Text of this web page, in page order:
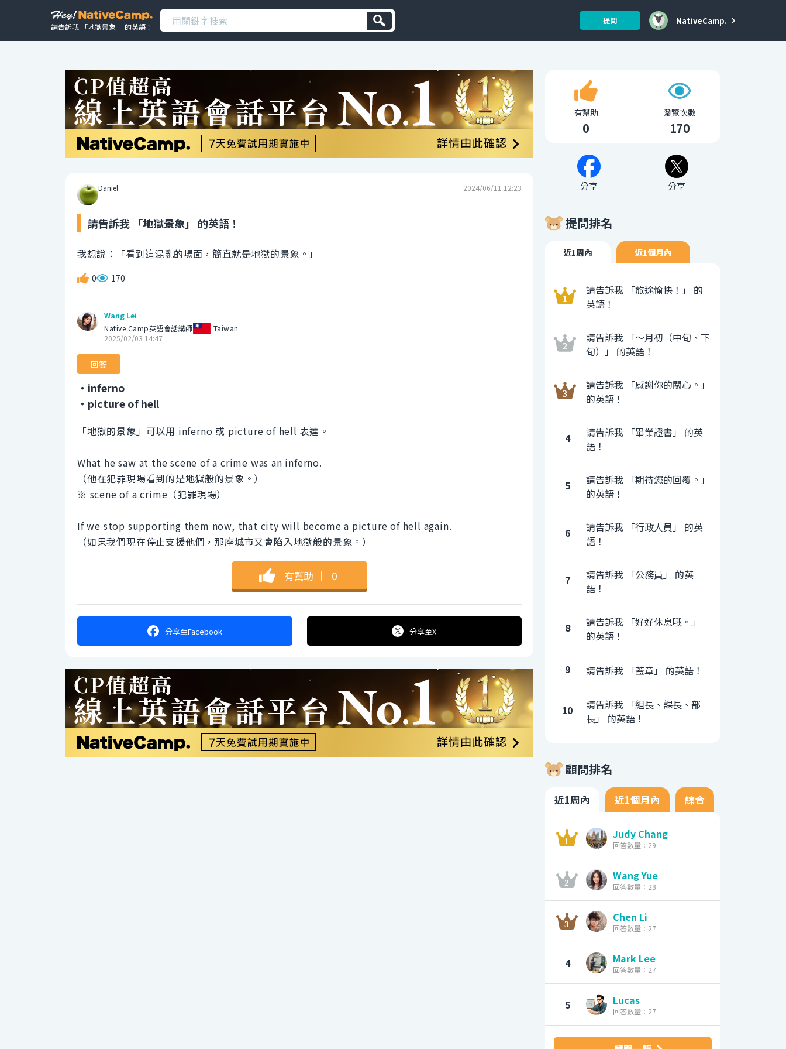
請告訴我 「地獄景象」 的英語！
提問 NativeCamp.
Daniel 2024/06/11 12:23
請告訴我 「地獄景象」 的英語！
我想說：「看到這混亂的場面，簡直就是地獄的景象。」
0 170
Wang Lei
Native Camp英語會話講師
Taiwan
2025/02/03 14:47
回答
・inferno
・picture of hell
「地獄的景象」可以用 inferno 或 picture of hell 表達。
What he saw at the scene of a crime was an inferno.
（他在犯罪現場看到的是地獄般的景象。）
※ scene of a crime（犯罪現場）
If we stop supporting them now, that city will become a picture of hell again.
（如果我們現在停止支援他們，那座城市又會陷入地獄般的景象。）
有幫助 ｜ 0
分享至Facebook 分享至X
有幫助
0
瀏覽次數
170
分享 分享
提問排名
近1周內 近1個月內
請告訴我 「旅途愉快！」 的
英語！
請告訴我 「〜月初（中旬、下
旬）」 的英語！
請告訴我 「感謝你的關心。」
的英語！
4
請告訴我 「畢業證書」 的英
語！
5
請告訴我 「期待您的回覆。」
的英語！
6
請告訴我 「行政人員」 的英
語！
7
請告訴我 「公務員」 的英
語！
8
請告訴我 「好好休息哦。」
的英語！
9 請告訴我 「蓋章」 的英語！
10
請告訴我 「組長、課長、部
長」 的英語！
顧問排名
近1周內 近1個月內 綜合
Judy Chang
回答數量：29
Wang Yue
回答數量：28
Chen Li
回答數量：27
4 Mark Lee
回答數量：27
5 Lucas
回答數量：27